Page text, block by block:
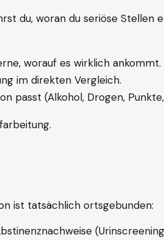
du, woran du seriöse Stellen
worauf es wirklich ankommt.
im direkten Vergleich.
passt (Alkohol, Drogen,
ist tatsächlich ortsgebunden: